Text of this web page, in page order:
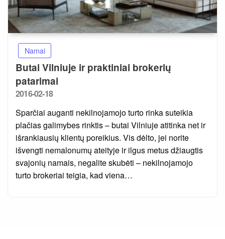
Namai
Butai Vilniuje ir praktiniai brokerių
patarimai
Posted
2016-02-18
Sparčiai auganti nekilnojamojo turto rinka suteikia
plačias galimybes rinktis – butai Vilniuje atitinka net ir
išrankiausių klientų poreikius. Vis dėlto, jei norite
išvengti nemalonumų ateityje ir ilgus metus džiaugtis
svajonių namais, negalite skubėti – nekilnojamojo
turto brokeriai teigia, kad viena…